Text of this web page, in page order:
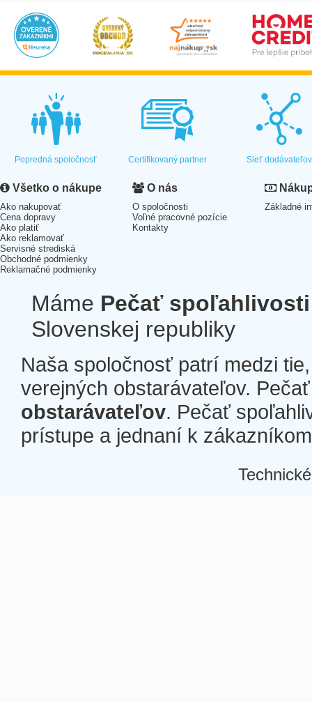
Popredná spoločnosť Certifikovaný partner Sieť dodávateľov
Všetko o nákupe
Ako nakupovať
Cena dopravy
Ako platiť
Ako reklamovať
Servisné strediská
Obchodné podmienky
Reklamačné podmienky
O nás
O spoločnosti
Voľné pracovné pozície
Kontakty
Základné
Máme Pečať spoľahlivosti
Slovenskej republiky
Naša spoločnosť patrí medzi
verejných obstarávateľov.
obstarávateľov. Pečať
prístupe a jednaní k